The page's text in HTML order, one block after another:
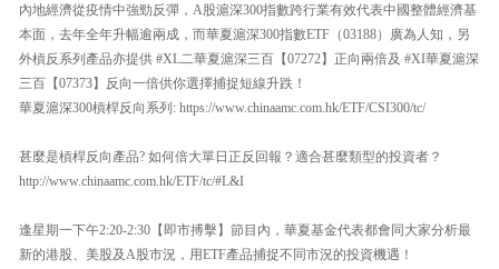
內地經濟從疫情中強勁反彈，A股滬深300指數跨行業有效代表中國整體經濟基
本面，去年全年升幅逾兩成，而華夏滬深300指數ETF（03188）廣為人知，另
外槓反系列產品亦提供 #XL二華夏滬深三百【07272】正向兩倍及 #XI華夏滬深
三百【07373】反向一倍供你選擇捕捉短線升跌！
華夏滬深300槓桿反向系列: https://www.chinaamc.com.hk/ETF/CSI300/tc/
甚麼是槓桿反向產品? 如何倍大單日正反回報？適合甚麼類型的投資者？
http://www.chinaamc.com.hk/ETF/tc/#L&I
逢星期一下午2:20-2:30【即市搏擊】節目內，華夏基金代表都會同大家分析最
新的港股、美股及A股市況，用ETF產品捕捉不同市況的投資機遇！